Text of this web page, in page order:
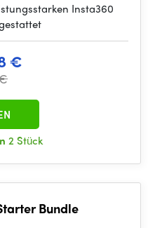
Insta360
€
2 Stück
Bundle